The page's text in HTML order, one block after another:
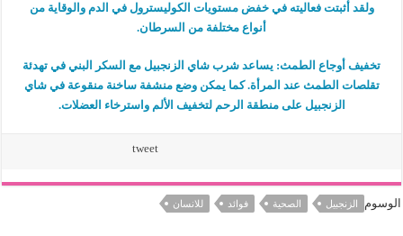
ولقد أثبتت فعاليته في خفض مستويات الكوليسترول في الدم والوقاية من
أنواع مختلفة من السرطان.
تخفيف أوجاع الطمث: يساعد شرب شاي الزنجبيل مع السكر البني في تهدئة
تقلصات الطمث عند المرأة. كما يمكن وضع منشفة ساخنة منقوعة في شاي
الزنجبيل على منطقة الرحم لتخفيف الألم واسترخاء العضلات.
tweet
الوسوم الزنجبيل الصحية فوائد للانسان